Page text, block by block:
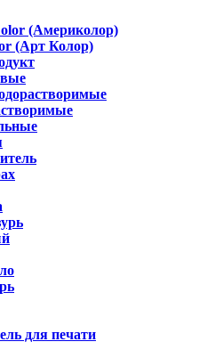
(Америколор)
(Арт Колор)
для печати